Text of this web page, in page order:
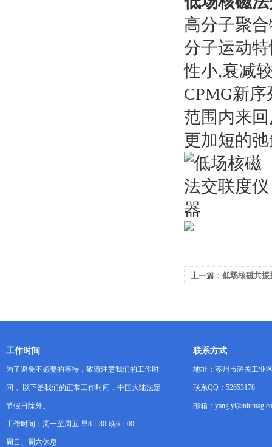
高分子聚
分子运动
性小,衰减
CPMG新
范围内来
更加短的
上一篇： 低场核磁共振
工作时间
为了避免不必要的等待，敬请注意我们的工作时
间 。以下是我们的正常工作时间，中国大陆法定
节假日除外。
工作时间：周一至周五 早8：30-晚6：00
周日、周六休息
联系方式
地址：苏州市浒关工业
联系QQ：52653178
邮箱：